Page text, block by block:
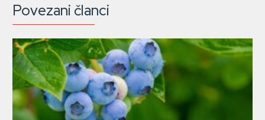
Povezani članci